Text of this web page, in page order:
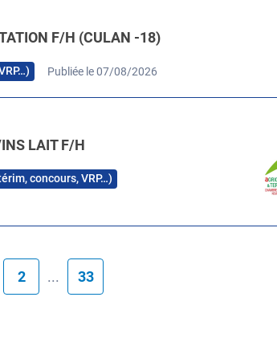
F/H (CULAN -18)
Publiée le 07/08/2026
LAIT F/H
concours, VRP…)
2 ... 33